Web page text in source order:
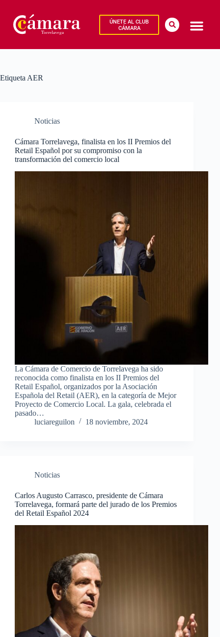
ÚNETE AL CLUB
CÁMARA
Etiqueta AER
Noticias
Cámara Torrelavega, finalista en los II Premios del
Retail Español por su compromiso con la
transformación del comercio local
La Cámara de Comercio de Torrelavega ha sido
reconocida como finalista en los II Premios del
Retail Español, organizados por la Asociación
Española del Retail (AER), en la categoría de Mejor
Proyecto de Comercio Local. La gala, celebrada el
pasado…
luciareguilon
18 noviembre, 2024
Noticias
Carlos Augusto Carrasco, presidente de Cámara
Torrelavega, formará parte del jurado de los Premios
del Retail Español 2024